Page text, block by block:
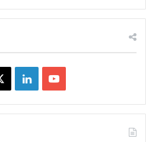
L
i
o